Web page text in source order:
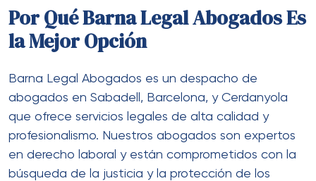
Por Qué Barna Legal Abogados Es
la Mejor Opción
Barna Legal Abogados es un despacho de
abogados en Sabadell, Barcelona, y Cerdanyola
que ofrece servicios legales de alta calidad y
profesionalismo. Nuestros abogados son expertos
en derecho laboral y están comprometidos con la
búsqueda de la justicia y la protección de los